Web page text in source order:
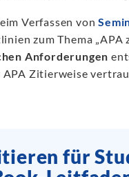
Verfassen von
zum Thema
Anforderungen
Zitierweise
für